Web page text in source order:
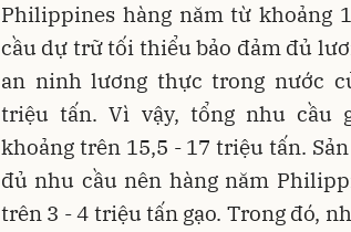
Philippines hàng năm từ khoảng
cầu dự trữ tối thiểu bảo đảm đủ
an ninh lương thực trong nước
triệu tấn. Vì vậy, tổng nhu cầu
khoảng trên 15,5 - 17 triệu tấn.
đủ nhu cầu nên hàng năm
trên 3 - 4 triệu tấn gạo. Trong đó,